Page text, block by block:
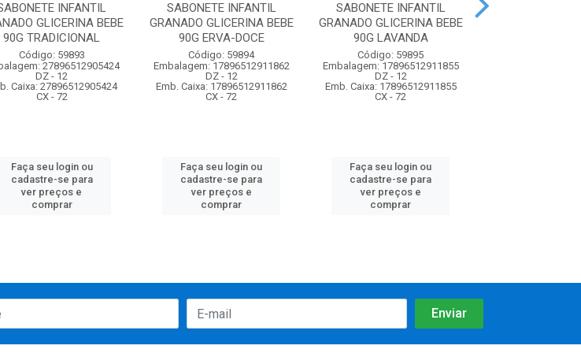
INFANTIL
GLICERINA BEBE
90G TRADICIONAL
Código: 59893
27896512905424
DZ - 12
Caixa: 27896512905424
CX - 72
Faça seu login ou
cadastre-se para
ver preços e
comprar
SABONETE INFANTIL
GRANADO GLICERINA BEBE
90G ERVA-DOCE
Código: 59894
Embalagem: 17896512911862
DZ - 12
Emb. Caixa: 17896512911862
CX - 72
Faça seu login ou
cadastre-se para
ver preços e
comprar
SABONETE INFANTIL
GRANADO GLICERINA BEBE
90G LAVANDA
Código: 59895
Embalagem: 17896512911855
DZ - 12
Emb. Caixa: 17896512911855
CX - 72
Faça seu login ou
cadastre-se para
ver preços e
comprar
SABONETE INF